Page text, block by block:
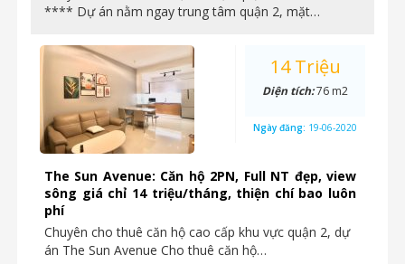
**** Dự án nằm ngay trung tâm quận 2, mặt…
The Sun Avenue: Căn hộ 2PN, Full NT đẹp, view
sông giá chỉ 14 triệu/tháng, thiện chí bao luôn
phí
Chuyên cho thuê căn hộ cao cấp khu vực quận 2, dự
án The Sun Avenue Cho thuê căn hộ…
14 Triệu
Diện tích:76 m2
Ngày đăng: 19-06-2020